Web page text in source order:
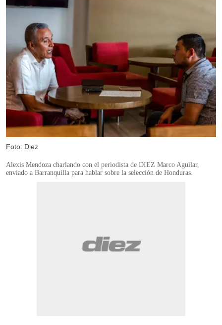
Foto: Diez
Alexis Mendoza charlando con el periodista de DIEZ Marco Aguilar,
enviado a Barranquilla para hablar sobre la selección de Honduras.